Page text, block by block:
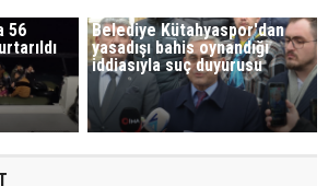
56
Belediye Kütahyaspor'dan
yasadışı bahis oynandığı
iddiasıyla suç duyurusu